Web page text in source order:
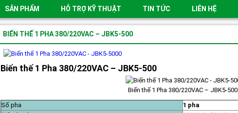
SẢN PHẨM HỖ TRỢ KỸ THUẬT TIN TỨC LIÊN HỆ
BIẾN THẾ 1 PHA 380/220VAC – JBK5-500
Biến thế 1 Pha 380/220VAC – JBK5-500
Biến thế 1 Pha 380/220VAC – JBK5-500
Số pha
1 pha